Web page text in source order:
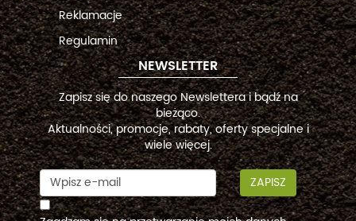
Reklamacje
Regulamin
NEWSLETTER
Zapisz się do naszego Newslettera i bądź na
bieżąco.
Aktualności, promocje, rabaty, oferty specjalne i
wiele więcej.
ZAPISZ